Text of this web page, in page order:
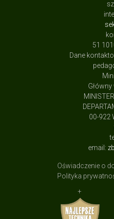
51
Dane
00-922
email:
Oświadczenie o
Polityka
+